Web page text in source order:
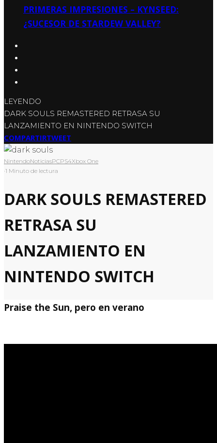
PRIMERAS IMPRESIONES – KYNSEED:
¿SUCESOR DE STARDEW VALLEY?
LEYENDO
DARK SOULS REMASTERED RETRASA SU
LANZAMIENTO EN NINTENDO SWITCH
COMPARTIRTWEET
NintendoNoticiasPCPS4Xbox One
·1 Minuto de lectura
DARK SOULS REMASTERED
RETRASA SU
LANZAMIENTO EN
NINTENDO SWITCH
Praise the Sun, pero en verano